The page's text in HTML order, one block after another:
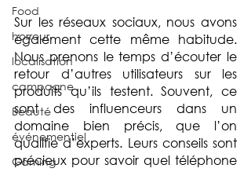
Food
horreur
localisation
campagne
Beauté
événementiel
Gaming
Sur les réseaux sociaux, nous avons
également cette même habitude.
Nous prenons le temps d’écouter le
retour d’autres utilisateurs sur les
produits qu’ils testent. Souvent, ce
sont des influenceurs dans un
domaine bien précis, que l’on
qualifie d’experts. Leurs conseils sont
précieux pour savoir quel téléphone